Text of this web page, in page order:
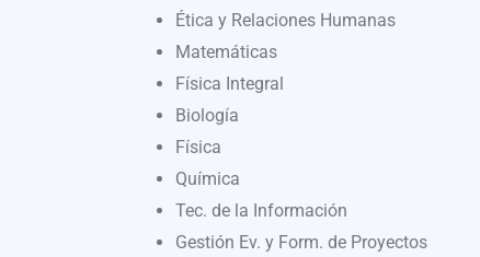
Ética y Relaciones Humanas
Matemáticas
Física Integral
Biología
Física
Química
Tec. de la Información
Gestión Ev. y Form. de Proyectos